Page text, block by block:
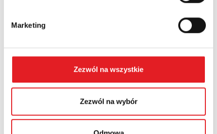
Marketing
Zezwól na wszystkie
Zezwól na wybór
osobowych przez Relpol S.A. Więcej informacji na